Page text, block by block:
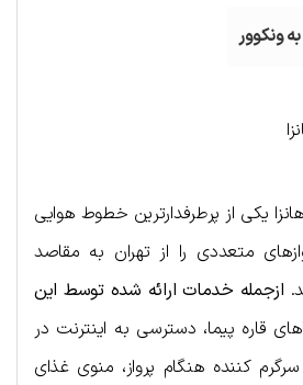
ونکوور
یکی از پرطرفدارترین خطوط هوایی
متعددی را از تهران به مقاصد
ازجمله خدمات ارائه شده توسط این
قاره پیما، دسترسی به اینترنت در
کننده هنگام پرواز، منوی غذای